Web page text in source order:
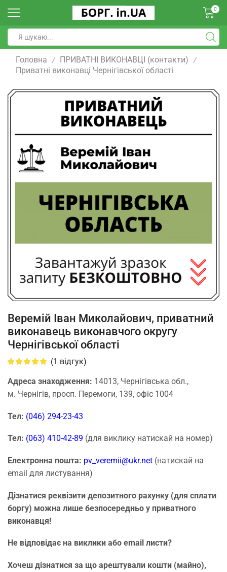
0
Головна / ПРИВАТНІ ВИКОНАВЦІ (контакти) /
Приватні виконавці Чернігівської області
Веремій Іван Миколайович, приватний
виконавець виконавчого округу
Чернігівської області
(1 відгук)
Адреса знаходження: 14013, Чернігівська обл.,
м. Чернігів, просп. Перемоги, 139, офіс 1004
Тел: (046) 294-23-43
Тел: (063) 410-42-89 (для виклику натискай на номер)
Електронна пошта: pv_veremii@ukr.net (натискай на
email для листування)
Дізнатися реквізити депозитного рахунку (для сплати
боргу) можна лише безпосередньо у приватного
виконавця!
Не відповідає на виклики або email листи?
Хочеш дізнатися за що арештували кошти (майно),